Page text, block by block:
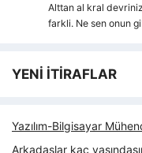
Alttan al kral
farkli. Ne sen onun
YENİ İTİRAFLAR
Yazılım-Bilgisayar
Arkadaşlar kaç